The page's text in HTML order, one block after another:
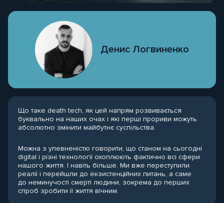
Денис Логвиненко
Що таке death tech, як цей напрям розвивається
буквально на наших очах і які перші прориви можуть
абсолютно змінити майбутнє суспільства.
Можна з упевненістю говорити, що станом на сьогодні
digital і різні технології охоплюють фактично всі сфери
нашого життя. І навіть більше. Ми вже переступили
реалії і перейшли до екзистенційних питань, а саме
до неминучості смерті людини, зокрема до перших
спроб зробити її життя вічним.